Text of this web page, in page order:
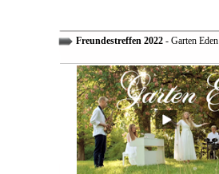
Freundestreffen 2022- Garten Eden